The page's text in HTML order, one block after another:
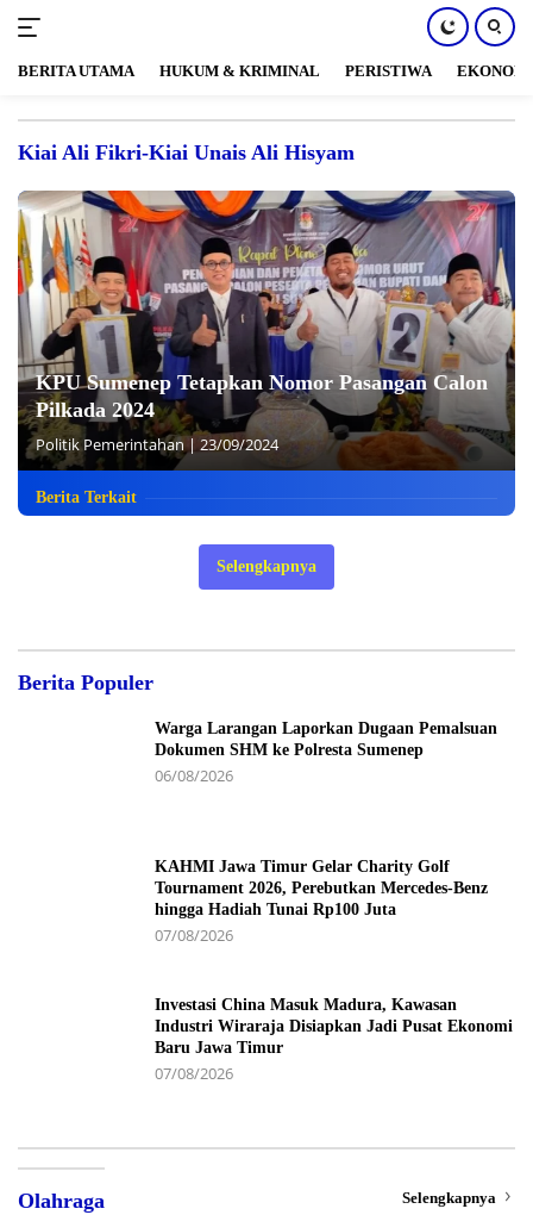
konten
BERITA UTAMA HUKUM & KRIMINAL PERISTIWA EKONOMI
Kiai Ali Fikri-Kiai Unais Ali Hisyam
KPU Sumenep Tetapkan Nomor Pasangan Calon
Pilkada 2024
Politik Pemerintahan| 23/09/2024
Berita Terkait
Selengkapnya
Berita Populer
Warga Larangan Laporkan Dugaan Pemalsuan
Dokumen SHM ke Polresta Sumenep
06/08/2026
KAHMI Jawa Timur Gelar Charity Golf
Tournament 2026, Perebutkan Mercedes-Benz
hingga Hadiah Tunai Rp100 Juta
07/08/2026
Investasi China Masuk Madura, Kawasan
Industri Wiraraja Disiapkan Jadi Pusat Ekonomi
Baru Jawa Timur
07/08/2026
Olahraga Selengkapnya